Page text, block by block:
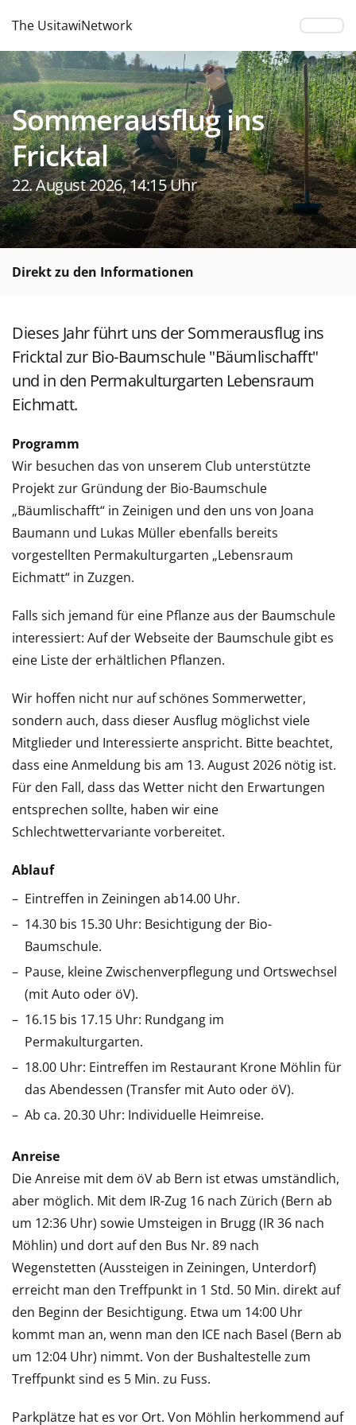
The UsitawiNetwork
Sommerausflug ins
Fricktal
22. August 2026, 14:15 Uhr
Direkt zu den Informationen
Dieses Jahr führt uns der Sommerausflug ins
Fricktal zur Bio-Baumschule "Bäumlischafft"
und in den Permakulturgarten Lebensraum
Eichmatt.
Programm
Wir besuchen das von unserem Club unterstützte
Projekt zur Gründung der Bio-Baumschule
„Bäumlischafft“ in Zeinigen und den uns von Joana
Baumann und Lukas Müller ebenfalls bereits
vorgestellten Permakulturgarten „Lebensraum
Eichmatt“ in Zuzgen.
Falls sich jemand für eine Pflanze aus der Baumschule
interessiert: Auf der Webseite der Baumschule gibt es
eine Liste der erhältlichen Pflanzen.
Wir hoffen nicht nur auf schönes Sommerwetter,
sondern auch, dass dieser Ausflug möglichst viele
Mitglieder und Interessierte anspricht. Bitte beachtet,
dass eine Anmeldung bis am 13. August 2026 nötig ist.
Für den Fall, dass das Wetter nicht den Erwartungen
entsprechen sollte, haben wir eine
Schlechtwettervariante vorbereitet.
Ablauf
Eintreffen in Zeiningen ab14.00 Uhr.
14.30 bis 15.30 Uhr: Besichtigung der Bio-
Baumschule.
Pause, kleine Zwischenverpflegung und Ortswechsel
(mit Auto oder öV).
16.15 bis 17.15 Uhr: Rundgang im
Permakulturgarten.
18.00 Uhr: Eintreffen im Restaurant Krone Möhlin für
das Abendessen (Transfer mit Auto oder öV).
Ab ca. 20.30 Uhr: Individuelle Heimreise.
Anreise
Die Anreise mit dem öV ab Bern ist etwas umständlich,
aber möglich. Mit dem IR-Zug 16 nach Zürich (Bern ab
um 12:36 Uhr) sowie Umsteigen in Brugg (IR 36 nach
Möhlin) und dort auf den Bus Nr. 89 nach
Wegenstetten (Aussteigen in Zeiningen, Unterdorf)
erreicht man den Treffpunkt in 1 Std. 50 Min. direkt auf
den Beginn der Besichtigung. Etwa um 14:00 Uhr
kommt man an, wenn man den ICE nach Basel (Bern ab
um 12:04 Uhr) nimmt. Von der Bushaltestelle zum
Treffpunkt sind es 5 Min. zu Fuss.
Parkplätze hat es vor Ort. Von Möhlin herkommend auf